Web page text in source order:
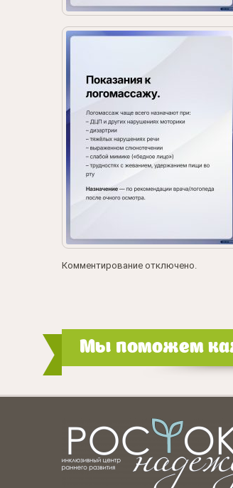
Комментирование отключено.
Мы поможем